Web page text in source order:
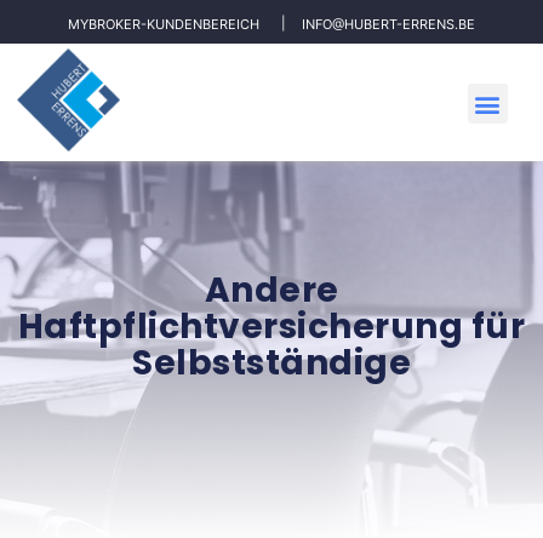
MYBROKER-KUNDENBEREICH INFO@HUBERT-ERRENS.BE
Andere
Haftpflichtversicherung für
Selbstständige